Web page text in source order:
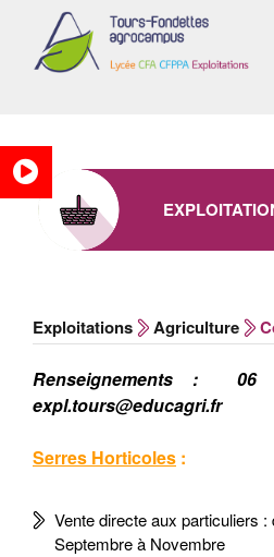
Exploitations Agriculture
Renseignements :
expl.tours@educagri.fr
Serres Horticoles :
Vente directe aux particuliers
Septembre à Novembre